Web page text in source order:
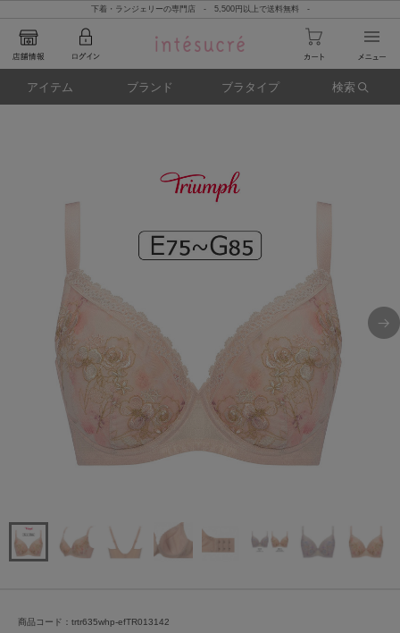
下着・ランジェリーの専門店 - 5,500円以上で送料無料 -
アイテム ブランド ブラタイプ 検索
商品コード：trtr635whp-efTR013142